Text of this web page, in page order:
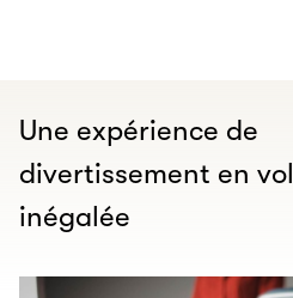
Une expérience de
divertissement en vol
inégalée